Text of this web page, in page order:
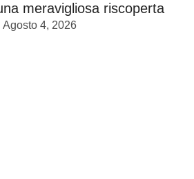
meravigliosa riscoperta
Agosto 4, 2026